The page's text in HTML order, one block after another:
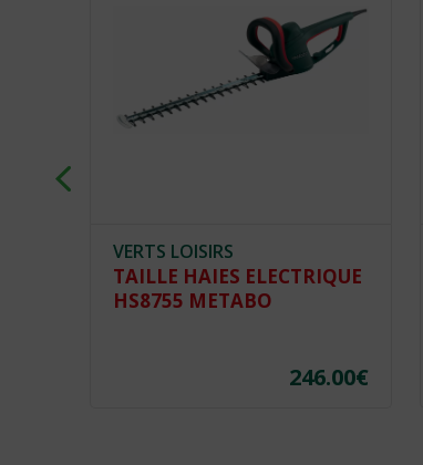
VERTS LOISIRS
TAILLE HAIES ELECTRIQUE
HS8755 METABO
246.00€